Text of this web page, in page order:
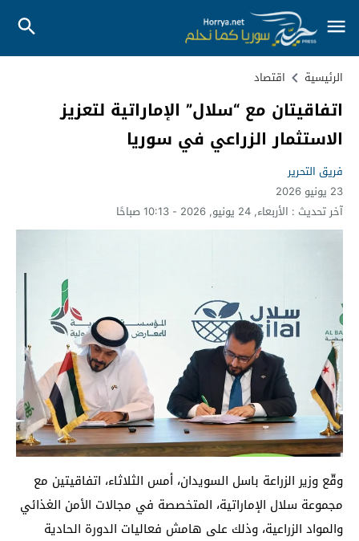
الرئيسية اقتصاد
اتفاقيتان مع “سلال” الإماراتية لتعزيز
الاستثمار الزراعي في سوريا
فريق التحرير
23 يونيو 2026
آخر تحديث : الأربعاء, 24 يونيو, 2026 - 10:13 صباحًا
وقّع وزير الزراعة باسل السويدان، أمس الثلاثاء، اتفاقيتين مع
مجموعة سلال الإماراتية، المتخصصة في مجالات الأمن الغذائي
والمواد الزراعية، وذلك على هامش فعاليات الدورة الحادية